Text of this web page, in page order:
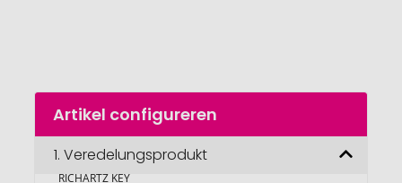
Naar
begin
Artikel configureren
1. Veredelungsprodukt
RICHARTZ KEY